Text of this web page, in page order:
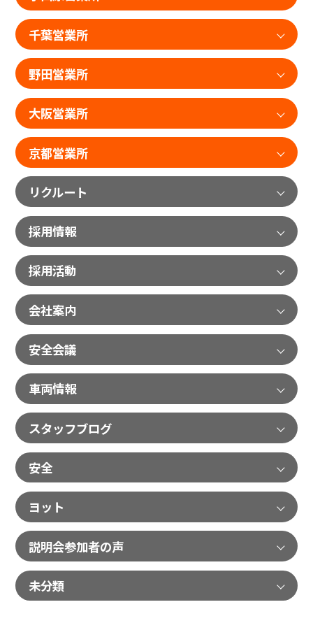
千葉営業所
野田営業所
大阪営業所
京都営業所
リクルート
採用情報
採用活動
会社案内
安全会議
車両情報
スタッフブログ
安全
ヨット
説明会参加者の声
未分類